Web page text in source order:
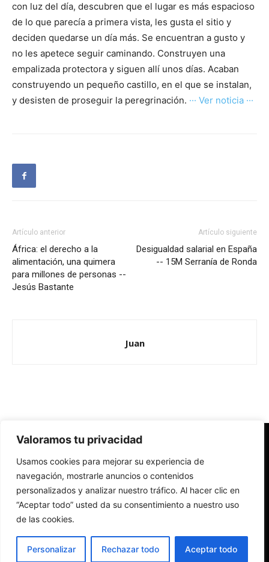
Valoramos tu privacidad
Usamos cookies para mejorar su experiencia de
navegación, mostrarle anuncios o contenidos
personalizados y analizar nuestro tráfico. Al hacer clic en
“Aceptar todo” usted da su consentimiento a nuestro uso
de las cookies.
Personalizar Rechazar todo Aceptar todo
con luz del día, descubren que el lugar es más espacioso
de lo que parecía a primera vista, les gusta el sitio y
deciden quedarse un día más. Se encuentran a gusto y
no les apetece seguir caminando. Construyen una
empalizada protectora y siguen allí unos días. Acaban
construyendo un pequeño castillo, en el que se instalan,
y desisten de proseguir la peregrinación. ··· Ver noticia ···
Artículo anterior
África: el derecho a la
alimentación, una quimera
para millones de personas --
Jesús Bastante
Artículo siguiente
Desigualdad salarial en España
-- 15M Serranía de Ronda
Juan
Redes Cristianas
Una mirada alternativa sobre la Iglesia católica y la sociedad
- Colectivos de Redes Cristianas